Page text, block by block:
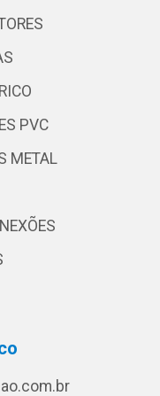
PVC
METAL